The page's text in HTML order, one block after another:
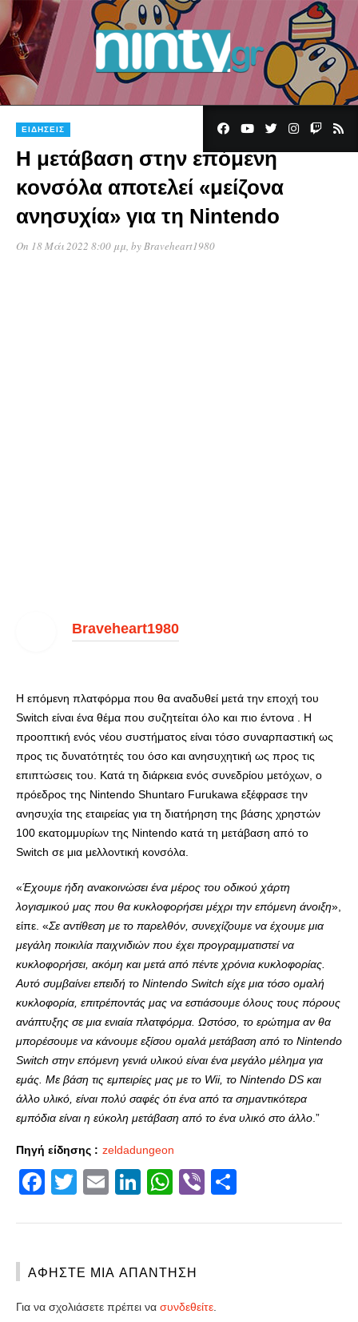
ΕΙΔΉΣΕΙΣ
Η μετάβαση στην επόμενη
κονσόλα αποτελεί «μείζονα
ανησυχία» για τη Nintendo
On 18 Μάι 2022 8:00 μμ, byBraveheart1980
Braveheart1980
Η επόμενη πλατφόρμα που θα αναδυθεί μετά την εποχή του
Switch είναι ένα θέμα που συζητείται όλο και πιο έντονα . Η
προοπτική ενός νέου συστήματος είναι τόσο συναρπαστική ως
προς τις δυνατότητές του όσο και ανησυχητική ως προς τις
επιπτώσεις του. Κατά τη διάρκεια ενός συνεδρίου μετόχων, ο
πρόεδρος της Nintendo Shuntaro Furukawa εξέφρασε την
ανησυχία της εταιρείας για τη διατήρηση της βάσης χρηστών
100 εκατομμυρίων της Nintendo κατά τη μετάβαση από το
Switch σε μια μελλοντική κονσόλα.
«Έχουμε ήδη ανακοινώσει ένα μέρος του οδικού χάρτη
λογισμικού μας που θα κυκλοφορήσει μέχρι την επόμενη άνοιξη»,
είπε. «Σε αντίθεση με το παρελθόν, συνεχίζουμε να έχουμε μια
μεγάλη ποικιλία παιχνιδιών που έχει προγραμματιστεί να
κυκλοφορήσει, ακόμη και μετά από πέντε χρόνια κυκλοφορίας.
Αυτό συμβαίνει επειδή το Nintendo Switch είχε μια τόσο ομαλή
κυκλοφορία, επιτρέποντάς μας να εστιάσουμε όλους τους πόρους
ανάπτυξης σε μια ενιαία πλατφόρμα. Ωστόσο, το ερώτημα αν θα
μπορέσουμε να κάνουμε εξίσου ομαλά μετάβαση από το Nintendo
Switch στην επόμενη γενιά υλικού είναι ένα μεγάλο μέλημα για
εμάς. Με βάση τις εμπειρίες μας με το Wii, το Nintendo DS και
άλλο υλικό, είναι πολύ σαφές ότι ένα από τα σημαντικότερα
εμπόδια είναι η εύκολη μετάβαση από το ένα υλικό στο άλλο .”
Πηγή είδησης : zeldadungeon
Facebook
Twitter
EmailLinkedIn
WhatsApp
Viber
ΑΦΉΣΤΕ ΜΙΑ ΑΠΆΝΤΗΣΗ
Για να σχολιάσετε πρέπει να συνδεθείτε